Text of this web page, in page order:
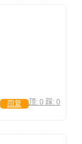
顶: 0 踩: 0
回复